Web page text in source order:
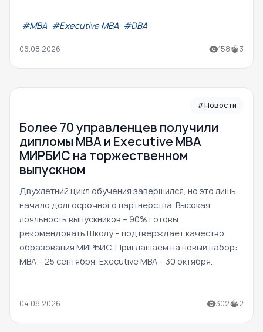
#МВА #Executive MBA #DBA
06.08.2026 158 3
#Новости
Более 70 управленцев получили
дипломы MBA и Executive MBA
МИРБИС на торжественном
выпускном
Двухлетний цикл обучения завершился, но это лишь
начало долгосрочного партнерства. Высокая
лояльность выпускников – 90% готовы
рекомендовать Школу – подтверждает качество
образования МИРБИС. Приглашаем на новый набор:
MBA – 25 сентября, Executive MBA – 30 октября.
04.08.2026 302 2